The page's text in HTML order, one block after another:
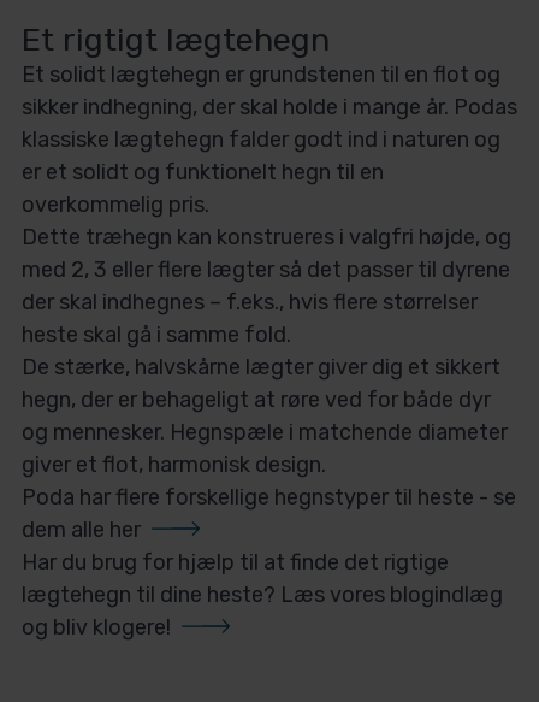
Et rigtigt lægtehegn
Et solidt lægtehegn er grundstenen til en flot og
sikker indhegning, der skal holde i mange år. Podas
klassiske lægtehegn falder godt ind i naturen og
er et solidt og funktionelt hegn til en
overkommelig pris.
Dette træhegn kan konstrueres i valgfri højde, og
med 2, 3 eller flere lægter så det passer til dyrene
der skal indhegnes – f.eks., hvis flere størrelser
heste skal gå i samme fold.
De stærke, halvskårne lægter giver dig et sikkert
hegn, der er behageligt at røre ved for både dyr
og mennesker. Hegnspæle i matchende diameter
giver et flot, harmonisk design.
Poda har flere forskellige hegnstyper til heste - se
dem alle her
Har du brug for hjælp til at finde det rigtige
lægtehegn til dine heste? Læs vores blogindlæg
og bliv klogere!